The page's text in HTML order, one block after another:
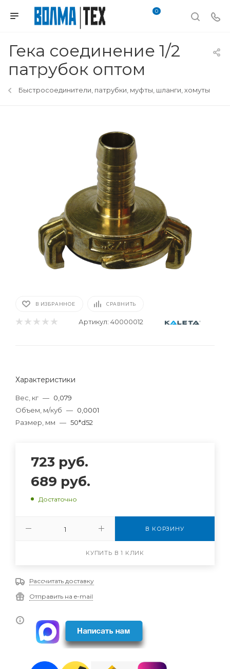
0
Гека соединение 1/2
патрубок оптом
Быстросоединители, патрубки, муфты, шланги, хомуты
В ИЗБРАННОЕ СРАВНИТЬ
Артикул: 40000012
Характеристики
Вес, кг — 0,079
Объем, м/куб — 0,0001
Размер, мм — 50*d52
723 руб.
689 руб.
Достаточно
В КОРЗИНУ
КУПИТЬ В 1 КЛИК
Рассчитать доставку
Отправить на e-mail